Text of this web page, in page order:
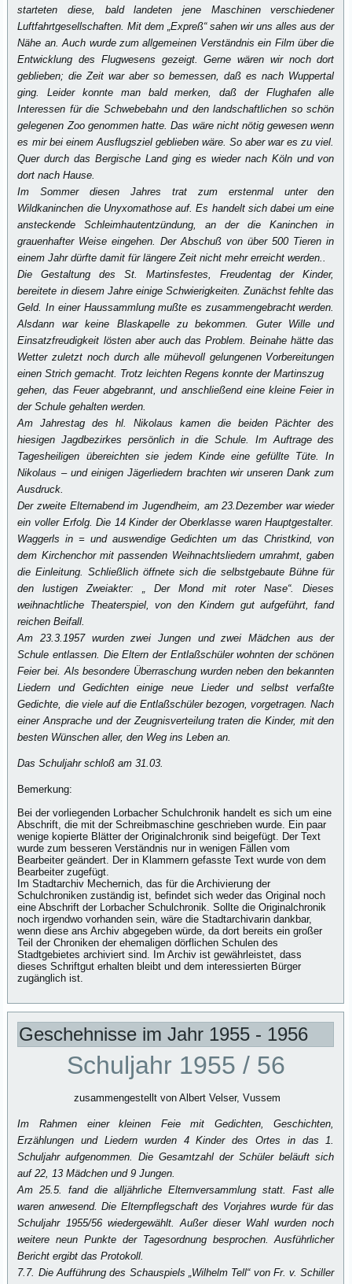
starteten diese, bald landeten jene Maschinen verschiedener
Luftfahrtgesellschaften. Mit dem „Expreß“ sahen wir uns alles aus der
Nähe an. Auch wurde zum allgemeinen Verständnis ein Film über die
Entwicklung des Flugwesens gezeigt. Gerne wären wir noch dort
geblieben; die Zeit war aber so bemessen, daß es nach Wuppertal
ging. Leider konnte man bald merken, daß der Flughafen alle
Interessen für die Schwebebahn und den landschaftlichen so schön
gelegenen Zoo genommen hatte. Das wäre nicht nötig gewesen wenn
es mir bei einem Ausflugsziel geblieben wäre. So aber war es zu viel.
Quer durch das Bergische Land ging es wieder nach Köln und von
dort nach Hause.
Im Sommer diesen Jahres trat zum erstenmal unter den
Wildkaninchen die Unyxomathose auf. Es handelt sich dabei um eine
ansteckende Schleimhautentzündung, an der die Kaninchen in
grauenhafter Weise eingehen. Der Abschuß von über 500 Tieren in
einem Jahr dürfte damit für längere Zeit nicht mehr erreicht werden..
Die Gestaltung des St. Martinsfestes, Freudentag der Kinder,
bereitete in diesem Jahre einige Schwierigkeiten. Zunächst fehlte das
Geld. In einer Haussammlung mußte es zusammengebracht werden.
Alsdann war keine Blaskapelle zu bekommen. Guter Wille und
Einsatzfreudigkeit lösten aber auch das Problem. Beinahe hätte das
Wetter zuletzt noch durch alle mühevoll gelungenen Vorbereitungen
einen Strich gemacht. Trotz leichten Regens konnte der Martinszug
gehen, das Feuer abgebrannt, und anschließend eine kleine Feier in
der Schule gehalten werden.
Am Jahrestag des hl. Nikolaus kamen die beiden Pächter des
hiesigen Jagdbezirkes persönlich in die Schule. Im Auftrage des
Tagesheiligen übereichten sie jedem Kinde eine gefüllte Tüte. In
Nikolaus – und einigen Jägerliedern brachten wir unseren Dank zum
Ausdruck.
Der zweite Elternabend im Jugendheim, am 23.Dezember war wieder
ein voller Erfolg. Die 14 Kinder der Oberklasse waren Hauptgestalter.
Waggerls in = und auswendige Gedichten um das Christkind, von
dem Kirchenchor mit passenden Weihnachtsliedern umrahmt, gaben
die Einleitung. Schließlich öffnete sich die selbstgebaute Bühne für
den lustigen Zweiakter: „ Der Mond mit roter Nase“. Dieses
weihnachtliche Theaterspiel, von den Kindern gut aufgeführt, fand
reichen Beifall.
Am 23.3.1957 wurden zwei Jungen und zwei Mädchen aus der
Schule entlassen. Die Eltern der Entlaßschüler wohnten der schönen
Feier bei. Als besondere Überraschung wurden neben den bekannten
Liedern und Gedichten einige neue Lieder und selbst verfaßte
Gedichte, die viele auf die Entlaßschüler bezogen, vorgetragen. Nach
einer Ansprache und der Zeugnisverteilung traten die Kinder, mit den
besten Wünschen aller, den Weg ins Leben an.
Das Schuljahr schloß am 31.03.
Bemerkung:
Bei der vorliegenden Lorbacher Schulchronik handelt es sich um eine
Abschrift, die mit der Schreibmaschine geschrieben wurde. Ein paar
wenige kopierte Blätter der Originalchronik sind beigefügt. Der Text
wurde zum besseren Verständnis nur in wenigen Fällen vom
Bearbeiter geändert. Der in Klammern gefasste Text wurde von dem
Bearbeiter zugefügt.
Im Stadtarchiv Mechernich, das für die Archivierung der
Schulchroniken zuständig ist, befindet sich weder das Original noch
eine Abschrift der Lorbacher Schulchronik. Sollte die Originalchronik
noch irgendwo vorhanden sein, wäre die Stadtarchivarin dankbar,
wenn diese ans Archiv abgegeben würde, da dort bereits ein großer
Teil der Chroniken der ehemaligen dörflichen Schulen des
Stadtgebietes archiviert sind. Im Archiv ist gewährleistet, dass
dieses Schriftgut erhalten bleibt und dem interessierten Bürger
zugänglich ist.
Geschehnisse im Jahr 1955 - 1956
Schuljahr 1955 / 56
zusammengestellt von Albert Velser, Vussem
Im Rahmen einer kleinen Feie mit Gedichten, Geschichten,
Erzählungen und Liedern wurden 4 Kinder des Ortes in das 1.
Schuljahr aufgenommen. Die Gesamtzahl der Schüler beläuft sich
auf 22, 13 Mädchen und 9 Jungen.
Am 25.5. fand die alljährliche Elternversammlung statt. Fast alle
waren anwesend. Die Elternpflegschaft des Vorjahres wurde für das
Schuljahr 1955/56 wiedergewählt. Außer dieser Wahl wurden noch
weitere neun Punkte der Tagesordnung besprochen. Ausführlicher
Bericht ergibt das Protokoll.
7.7. Die Aufführung des Schauspiels „Wilhelm Tell“ von Fr. v. Schiller